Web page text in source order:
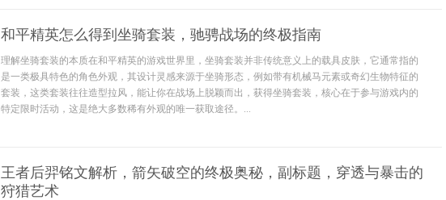
和平精英怎么得到坐骑套装，驰骋战场的终极指南
理解坐骑套装的本质在和平精英的游戏世界里，坐骑套装并非传统意义上的载具皮肤，它通常指的
是一类极具特色的角色外观，其设计灵感来源于坐骑形态，例如带有机械马元素或奇幻生物特征的
套装，这类套装往往造型拉风，能让你在战场上脱颖而出，获得坐骑套装，核心在于参与游戏内的
特定限时活动，这是绝大多数稀有外观的唯一获取途径。...
王者后羿铭文解析，箭矢破空的终极奥秘，副标题，穿透与暴击的
狩猎艺术